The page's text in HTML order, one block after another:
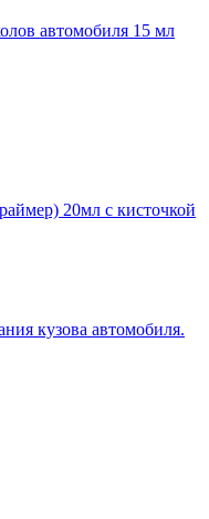
автомобиля 15 мл
20мл с кисточкой
кузова автомобиля.